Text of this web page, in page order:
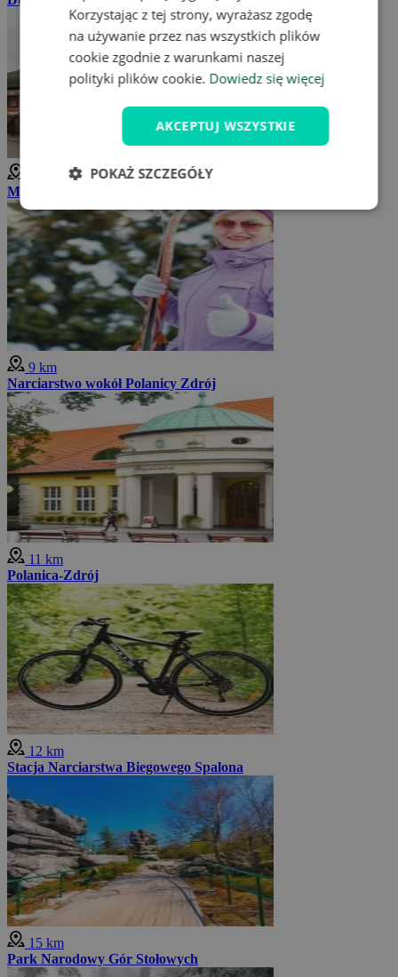
Muzeum Papiernictwa w Dusznikach Zdroju
9 km
Narciarstwo wokół Polanicy Zdrój
11 km
Polanica-Zdrój
12 km
Stacja Narciarstwa Biegowego Spalona
15 km
Park Narodowy Gór Stołowych
Korzystając z tej strony, wyrażasz zgodę
na używanie przez nas wszystkich plików
cookie zgodnie z warunkami naszej
polityki plików cookie. Dowiedz się więcej
AKCEPTUJ WSZYSTKIE
POKAŻ SZCZEGÓŁY